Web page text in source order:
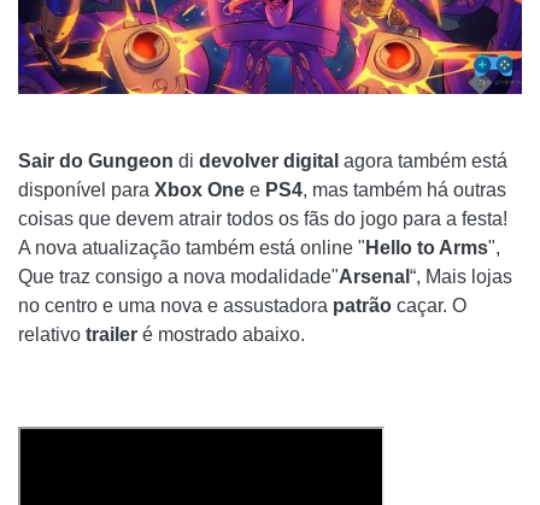
Sair do Gungeon di devolver digital agora também está
disponível para Xbox One e PS4, mas também há outras
coisas que devem atrair todos os fãs do jogo para a festa!
A nova atualização também está online " Hello to Arms",
Que traz consigo a nova modalidade"Arsenal “, Mais lojas
no centro e uma nova e assustadora patrão caçar. O
relativo trailer é mostrado abaixo.